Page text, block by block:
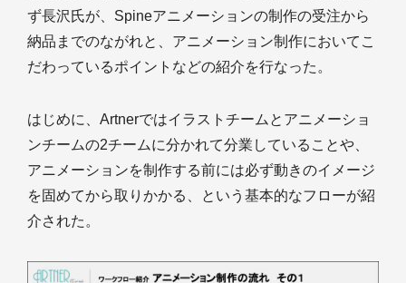
ず長沢氏が、Spineアニメーションの制作の受注から
納品までのながれと、アニメーション制作においてこ
だわっているポイントなどの紹介を行なった。
はじめに、Artnerではイラストチームとアニメーショ
ンチームの2チームに分かれて分業していることや、
アニメーションを制作する前には必ず動きのイメージ
を固めてから取りかかる、という基本的なフローが紹
介された。